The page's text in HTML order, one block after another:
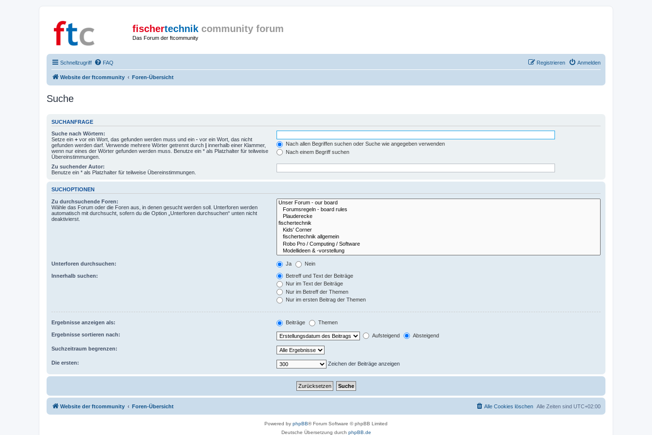
fischertechnik community forum
Das Forum der ftcommunity
Schnellzugriff FAQ Anmelden
Registrieren
Website der ftcommunity Foren-Übersicht
Suche
SUCHANFRAGE
Suche nach Wörtern:
Setze ein + vor ein Wort, das gefunden werden muss und ein - vor ein Wort, das nicht
gefunden werden darf. Verwende mehrere Wörter getrennt durch | innerhalb einer Klammer,
wenn nur eines der Wörter gefunden werden muss. Benutze ein * als Platzhalter für teilweise
Übereinstimmungen.
Nach allen Begriffen suchen oder Suche wie angegeben verwenden
Nach einem Begriff suchen
Zu suchender Autor:
Benutze ein * als Platzhalter für teilweise Übereinstimmungen.
SUCHOPTIONEN
Zu durchsuchende Foren:
Wähle das Forum oder die Foren aus, in denen gesucht werden soll. Unterforen werden
automatisch mit durchsucht, sofern du die Option „Unterforen durchsuchen“ unten nicht
deaktivierst.
Unterforen durchsuchen: Ja Nein
Innerhalb suchen:
Betreff und Text der Beiträge
Nur im Text der Beiträge
Nur im Betreff der Themen
Nur im ersten Beitrag der Themen
Ergebnisse anzeigen als: Beiträge Themen
Ergebnisse sortieren nach: Aufsteigend Absteigend
Suchzeitraum begrenzen:
Die ersten: Zeichen der Beiträge anzeigen
Website der ftcommunity Foren-Übersicht Alle Zeiten sind UTC+02:00
Alle Cookies löschen
Powered by phpBB® Forum Software © phpBB Limited
Deutsche Übersetzung durch phpBB.de